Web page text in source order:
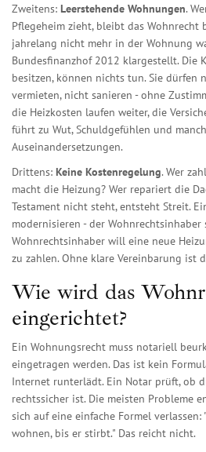
Zweitens: Leerstehende Wohnungen.
Pflegeheim zieht, bleibt das Wohnrecht
jahrelang nicht mehr in der Wohnung
Bundesfinanzhof 2012 klargestellt. Die
besitzen, können nichts tun. Sie dürfen
vermieten, nicht sanieren - ohne
die Heizkosten laufen weiter, die
führt zu Wut, Schuldgefühlen und
Auseinandersetzungen.
Drittens: Keine Kostenregelung. Wer
macht die Heizung? Wer repariert die
Testament nicht steht, entsteht Streit.
modernisieren - der Wohnrechtsinhaber
Wohnrechtsinhaber will eine neue
zu zahlen. Ohne klare Vereinbarung ist
Wie wird das
eingerichtet?
Ein Wohnungsrecht muss notariell
eingetragen werden. Das ist kein
Internet runterlädt. Ein Notar prüft, ob
rechtssicher ist. Die meisten Probleme
sich auf eine einfache Formel
wohnen, bis er stirbt." Das reicht nicht.